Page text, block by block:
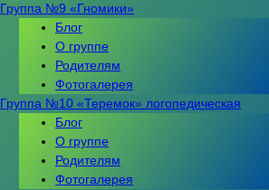
Группа №9 «Гномики»
Блог
О группе
Родителям
Фотогалерея
Группа №10 «Теремок» логопедическая
Блог
О группе
Родителям
Фотогалерея